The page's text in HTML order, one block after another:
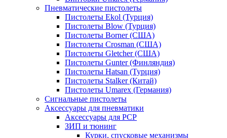
Пневматические пистолеты
Пистолеты Ekol (Турция)
Пистолеты Blow (Турция)
Пистолеты Borner (США)
Пистолеты Crosman (США)
Пистолеты Gletcher (США)
Пистолеты Gunter (Финляндия)
Пистолеты Hatsan (Турция)
Пистолеты Stalker (Китай)
Пистолеты Umarex (Германия)
Сигнальные пистолеты
Аксессуары для пневматики
Аксессуары для PCP
ЗИП и тюнинг
Курки, спусковые механизмы